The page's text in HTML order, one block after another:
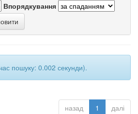
Впорядкування
пошуку: 0.002 секунди).
назад 1 далі